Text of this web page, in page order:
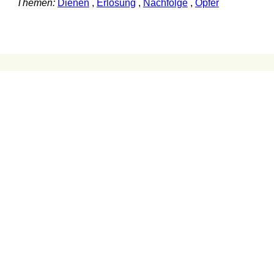
Themen: Dienen , Erlösung , Nachfolge, Opfer